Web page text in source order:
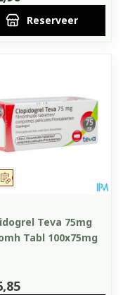
Reserveer
Op voorschrift
Teva 75mg
Tabl 100x75mg